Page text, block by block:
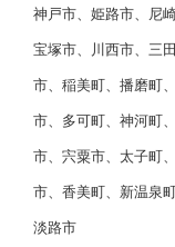
神戸市、姫路市、尼
宝塚市、川西市、三
市、稲美町、播磨町
市、多可町、神河町
市、宍粟市、太子町
市、香美町、新温泉
淡路市